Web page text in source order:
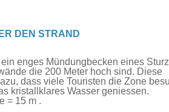
DEN STRAND
enges Mündungbecken eines
die 200 Meter hoch sind. Diese
dass viele Touristen die Zone
kristallklares Wasser geniessen.
= 15 m .